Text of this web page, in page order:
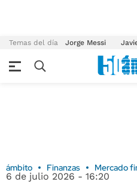
Temas del día Jorge Messi
ámbito Finanzas Mercado
6 de julio 2026 - 16:20